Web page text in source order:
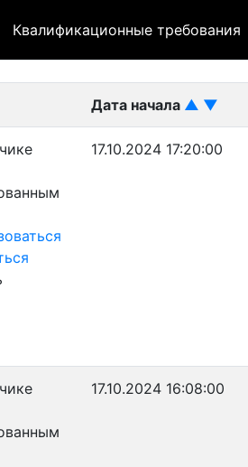
Квалификационные требования
Дата начала ▲ ▼
17.10.2024 17:20:00
17.10.2024 16:08:00